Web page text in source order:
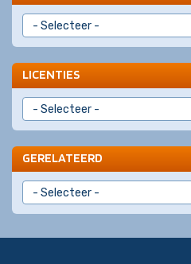
LICENTIES
GERELATEERD